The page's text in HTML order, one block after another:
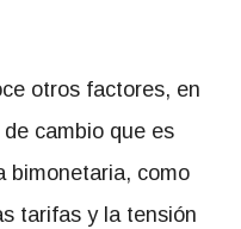
otros factores, en
cambio que es
bimonetaria, como
tarifas y la tensión